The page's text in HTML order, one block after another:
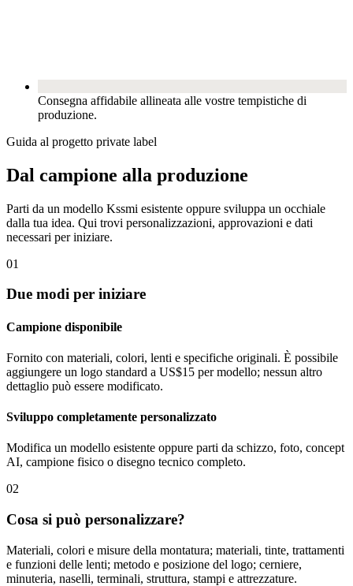
Consegna affidabile allineata alle vostre tempistiche di
produzione.
Guida al progetto private label
Dal campione alla produzione
Parti da un modello Kssmi esistente oppure sviluppa un occhiale
dalla tua idea. Qui trovi personalizzazioni, approvazioni e dati
necessari per iniziare.
01
Due modi per iniziare
Campione disponibile
Fornito con materiali, colori, lenti e specifiche originali. È possibile
aggiungere un logo standard a US$15 per modello; nessun altro
dettaglio può essere modificato.
Sviluppo completamente personalizzato
Modifica un modello esistente oppure parti da schizzo, foto, concept
AI, campione fisico o disegno tecnico completo.
02
Cosa si può personalizzare?
Materiali, colori e misure della montatura; materiali, tinte, trattamenti
e funzioni delle lenti; metodo e posizione del logo; cerniere,
minuteria, naselli, terminali, struttura, stampi e attrezzature.